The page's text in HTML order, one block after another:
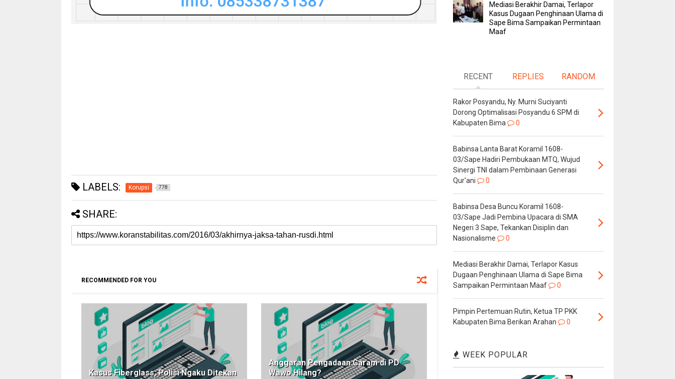
LABELS: Korupsi 778
SHARE:
RECOMMENDED FOR YOU
Kasus Fiberglass, Polisi Ngaku Ditekan
Anggaran Pengadaan Garam di PD
Wawo Hilang?
Mediasi Berakhir Damai, Terlapor
Kasus Dugaan Penghinaan Ulama di
Sape Bima Sampaikan Permintaan
Maaf
RECENT REPLIES RANDOM
Rakor Posyandu, Ny. Murni Suciyanti
Dorong Optimalisasi Posyandu 6 SPM di
Kabupaten Bima
0
Babinsa Lanta Barat Koramil 1608-
03/Sape Hadiri Pembukaan MTQ, Wujud
Sinergi TNI dalam Pembinaan Generasi
Qur'ani
0
Babinsa Desa Buncu Koramil 1608-
03/Sape Jadi Pembina Upacara di SMA
Negeri 3 Sape, Tekankan Disiplin dan
Nasionalisme
0
Mediasi Berakhir Damai, Terlapor Kasus
Dugaan Penghinaan Ulama di Sape Bima
Sampaikan Permintaan Maaf
0
Pimpin Pertemuan Rutin, Ketua TP PKK
Kabupaten Bima Berikan Arahan
0
WEEK POPULAR